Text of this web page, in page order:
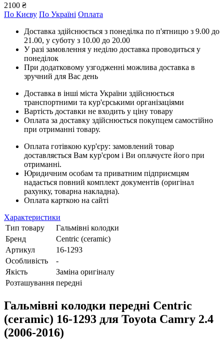
2100 ₴
По Києву По Україні Оплата
Доставка здійснюється з понеділка по п'ятницю з 9.00 до
21.00, у суботу з 10.00 до 20.00
У разі замовлення у неділю доставка проводиться у
понеділок
При додатковому узгодженні можлива доставка в
зручний для Вас день
Доставка в інші міста України здійснюється
транспортними та кур'єрськими організаціями
Вартість доставки не входить у ціну товару
Оплата за доставку здійснюється покупцем самостійно
при отриманні товару.
Оплата готівкою кур'єру: замовлений товар
доставляється Вам кур'єром і Ви оплачуєте його при
отриманні.
Юридичним особам та приватним підприємцям
надається повний комплект документів (оригінал
рахунку, товарна накладна).
Оплата карткою на сайті
Характеристики
Тип товару
Гальмівні колодки
Бренд
Centric (ceramic)
Артикул
16-1293
Особливість
-
Якість
Заміна оригіналу
Розташування передні
Гальмівні колодки передні Centric
(ceramic) 16-1293 для Toyota Camry 2.4
(2006-2016)